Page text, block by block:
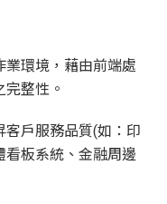
業環境，藉由前端處
整性。
戶服務品質(如：印
看板系統、金融周邊